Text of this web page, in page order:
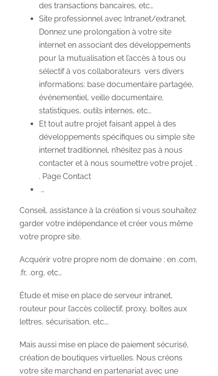
des transactions bancaires, etc…
Site professionnel avec Intranet/extranet.
Donnez une prolongation à votre site
internet en associant des développements
pour la mutualisation et l’accès à tous ou
sélectif à vos collaborateurs vers divers
informations: base documentaire partagée,
événementiel, veille documentaire,
statistiques, outils internes, etc…
Et tout autre projet faisant appel à des
développements spécifiques ou simple site
internet traditionnel, n’hésitez pas à nous
contacter et à nous soumettre votre projet. .
. Page Contact
…
Conseil, assistance à la création si vous souhaitez
garder votre indépendance et créer vous même
votre propre site.
Acquérir votre propre nom de domaine : en .com,
.fr, .org, etc…
Étude et mise en place de serveur intranet,
routeur pour l’accès collectif, proxy, boîtes aux
lettres, sécurisation, etc….
Mais aussi mise en place de paiement sécurisé,
création de boutiques virtuelles. Nous créons
votre site marchand en partenariat avec une